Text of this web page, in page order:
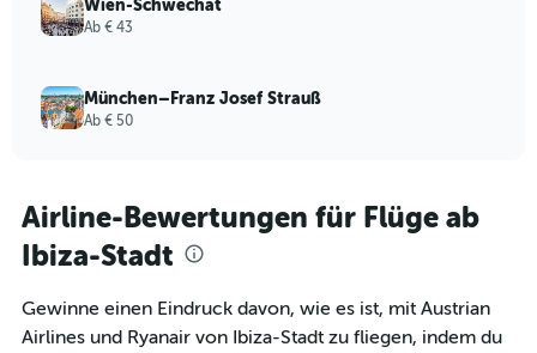
Wien-Schwechat
Ab € 43
München–Franz Josef Strauß
Ab € 50
Airline-Bewertungen für Flüge ab
Ibiza-Stadt
Gewinne einen Eindruck davon, wie es ist, mit Austrian
Airlines und Ryanair von Ibiza-Stadt zu fliegen, indem du